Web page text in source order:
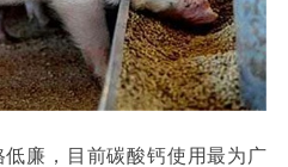
廉，目前碳酸钙使用最为广